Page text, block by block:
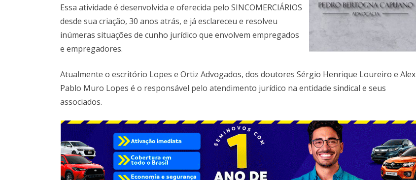
Essa atividade é desenvolvida e oferecida pelo SINCOMERCIÁRIOS
desde sua criação, 30 anos atrás, e já esclareceu e resolveu
inúmeras situações de cunho jurídico que envolvem empregados
e empregadores.
Atualmente o escritório Lopes e Ortiz Advogados, dos doutores Sérgio Henrique Loureiro e Alex
Pablo Muro Lopes é o responsável pelo atendimento jurídico na entidade sindical e seus
associados.